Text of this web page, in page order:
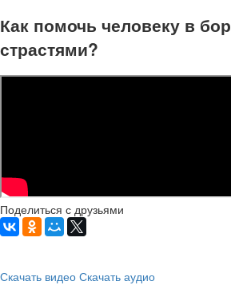
Как помочь человеку в
страстями?
Поделиться с друзьями
Скачать видео Скачать аудио